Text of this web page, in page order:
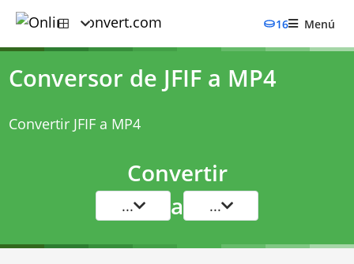
16 Menú
Conversor de JFIF a MP4
Convertir JFIF a MP4
Convertir
... a ...